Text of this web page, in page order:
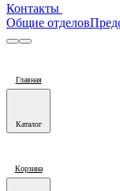
Контакты
Общие отделов
Главная
Каталог
Корзина